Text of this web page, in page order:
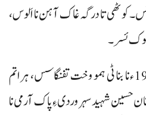
کوٹھی تا درگہ غاک آہن نا اَلوس،
خلوک ئسر۔
وائٹ ہاﺅس واج آ دا بنگلہ 1961ءنا بنا ٹی ہمو وخت تفنگاسس، ہراتم
حسین شہید سہروردی ءِ پاک آرمی نا